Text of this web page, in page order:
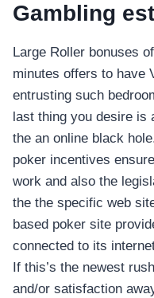
Gambling
Large Roller bonuses
minutes offers to have
entrusting such
last thing you desire is
the an online black
poker incentives
work and also the
the the specific web
based poker site
connected to its
If this’s the newest
and/or satisfaction